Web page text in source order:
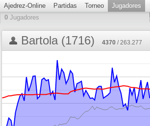
Ajedrez-Online Partidas Torneo Jugadores
0 Jugadores
Bartola (1716) 4370 / 263.277